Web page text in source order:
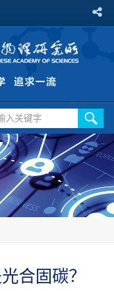
合固碳？